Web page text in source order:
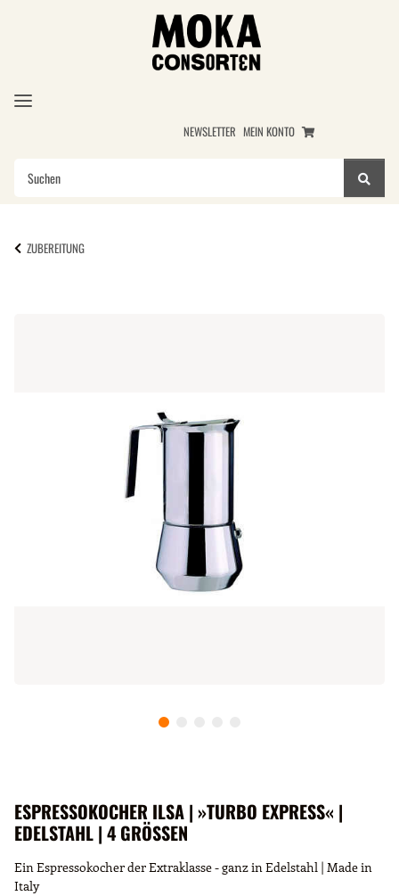
NEWSLETTER MEIN KONTO
ZUBEREITUNG
ESPRESSOKOCHER ILSA | »TURBO EXPRESS« |
EDELSTAHL | 4 GRÖSSEN
Ein Espressokocher der Extraklasse - ganz in Edelstahl | Made in
Italy